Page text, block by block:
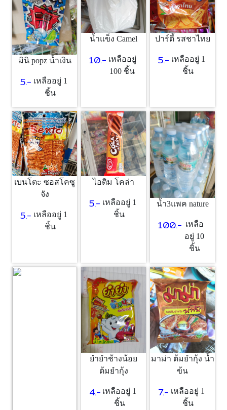
มินิ popz น้ำเงิน
5.- เหลืออยู่ 1
ชิ้น
น้ำแข็ง Camel
10.- เหลืออยู่
100 ชิ้น
ปาร์ตี้ รสชาไทย
5.- เหลืออยู่ 1
ชิ้น
เบนโตะ ซอสโคซู
จัง
5.- เหลืออยู่ 1
ชิ้น
ไอติม โคล่า
5.- เหลืออยู่ 1
ชิ้น
น้ำ3แพค nature
100.- เหลือ
อยู่ 10
ชิ้น
ยำยำช้างน้อย
ต้มยำกุ้ง
4.- เหลืออยู่ 1
ชิ้น
มาม่า ต้มยำกุ้ง น้ำ
ข้น
7.- เหลืออยู่ 1
ชิ้น